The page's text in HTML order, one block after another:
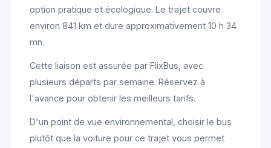
option pratique et écologique. Le trajet couvre
environ 841 km et dure approximativement 10 h 34
mn.
Cette liaison est assurée par FlixBus, avec
plusieurs départs par semaine. Réservez à
l'avance pour obtenir les meilleurs tarifs.
D'un point de vue environnemental, choisir le bus
plutôt que la voiture pour ce trajet vous permet